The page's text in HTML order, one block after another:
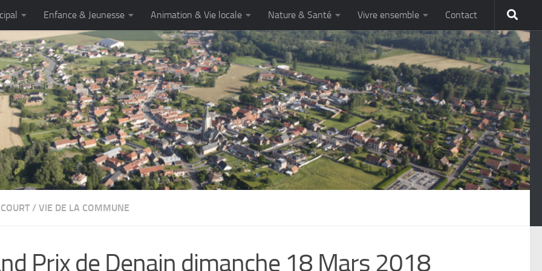
Enfance & Jeunesse Animation & Vie locale Nature & Santé Vivre ensemble Contact
/ VIE DE LA COMMUNE
Prix de Denain dimanche 18 Mars 2018